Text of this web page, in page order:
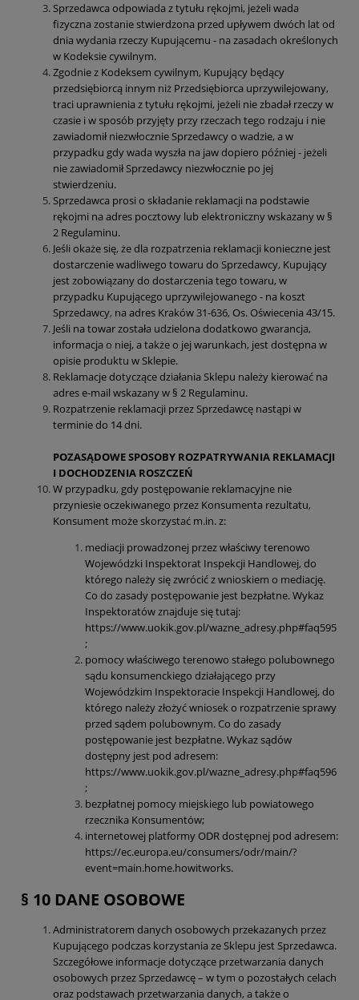
Sprzedawca odpowiada z tytułu rękojmi, jeżeli wada
fizyczna zostanie stwierdzona przed upływem dwóch lat od
dnia wydania rzeczy Kupującemu - na zasadach określonych
w Kodeksie cywilnym.
Zgodnie z Kodeksem cywilnym, Kupujący będący
przedsiębiorcą innym niż Przedsiębiorca uprzywilejowany,
traci uprawnienia z tytułu rękojmi, jeżeli nie zbadał rzeczy w
czasie i w sposób przyjęty przy rzeczach tego rodzaju i nie
zawiadomił niezwłocznie Sprzedawcy o wadzie, a w
przypadku gdy wada wyszła na jaw dopiero później - jeżeli
nie zawiadomił Sprzedawcy niezwłocznie po jej
stwierdzeniu.
Sprzedawca prosi o składanie reklamacji na podstawie
rękojmi na adres pocztowy lub elektroniczny wskazany w §
2 Regulaminu.
Jeśli okaże się, że dla rozpatrzenia reklamacji konieczne jest
dostarczenie wadliwego towaru do Sprzedawcy, Kupujący
jest zobowiązany do dostarczenia tego towaru, w
przypadku Kupującego uprzywilejowanego - na koszt
Sprzedawcy, na adres Kraków 31-636, Os. Oświecenia 43/15.
Jeśli na towar została udzielona dodatkowo gwarancja,
informacja o niej, a także o jej warunkach, jest dostępna w
opisie produktu w Sklepie.
Reklamacje dotyczące działania Sklepu należy kierować na
adres e-mail wskazany w § 2 Regulaminu.
Rozpatrzenie reklamacji przez Sprzedawcę nastąpi w
terminie do 14 dni.
POZASĄDOWE SPOSOBY ROZPATRYWANIA REKLAMACJI
I DOCHODZENIA ROSZCZEŃ
W przypadku, gdy postępowanie reklamacyjne nie
przyniesie oczekiwanego przez Konsumenta rezultatu,
Konsument może skorzystać m.in. z:
mediacji prowadzonej przez właściwy terenowo
Wojewódzki Inspektorat Inspekcji Handlowej, do
którego należy się zwrócić z wnioskiem o mediację.
Co do zasady postępowanie jest bezpłatne. Wykaz
Inspektoratów znajduje się tutaj:
https://www.uokik.gov.pl/wazne_adresy.php#faq595
;
pomocy właściwego terenowo stałego polubownego
sądu konsumenckiego działającego przy
Wojewódzkim Inspektoracie Inspekcji Handlowej, do
którego należy złożyć wniosek o rozpatrzenie sprawy
przed sądem polubownym. Co do zasady
postępowanie jest bezpłatne. Wykaz sądów
dostępny jest pod adresem:
https://www.uokik.gov.pl/wazne_adresy.php#faq596
;
bezpłatnej pomocy miejskiego lub powiatowego
rzecznika Konsumentów;
internetowej platformy ODR dostępnej pod adresem:
https://ec.europa.eu/consumers/odr/main/?
event=main.home.howitworks.
§ 10 DANE OSOBOWE
Administratorem danych osobowych przekazanych przez
Kupującego podczas korzystania ze Sklepu jest Sprzedawca.
Szczegółowe informacje dotyczące przetwarzania danych
osobowych przez Sprzedawcę – w tym o pozostałych celach
oraz podstawach przetwarzania danych, a także o